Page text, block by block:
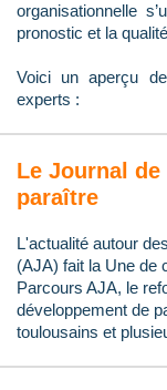
organisationnelle
pronostic et la
Voici un aperçu
experts :
Le Journal
paraître
L'actualité autour
(AJA) fait la Une de
Parcours AJA, le
développement de
toulousains et